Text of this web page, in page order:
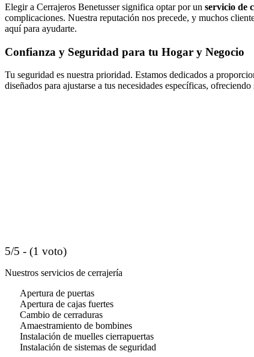
Elegir a Cerrajeros Benetusser significa optar por un servicio de
complicaciones. Nuestra reputación nos precede, y muchos
aquí para ayudarte.
Confianza y Seguridad para tu Hogar y Negocio
Tu seguridad es nuestra prioridad. Estamos dedicados a
diseñados para ajustarse a tus necesidades específicas,
5/5 - (1 voto)
Nuestros servicios de cerrajería
Apertura de puertas
Apertura de cajas fuertes
Cambio de cerraduras
Amaestramiento de bombines
Instalación de muelles cierrapuertas
Instalación de sistemas de seguridad